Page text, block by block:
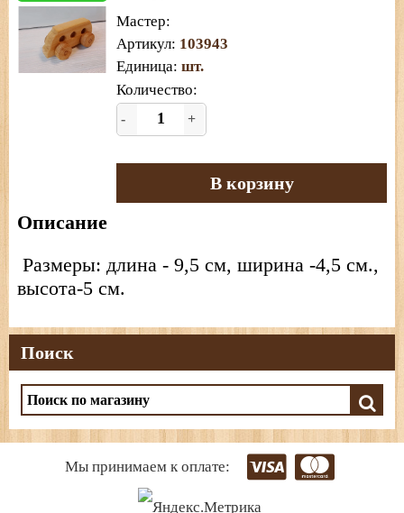
Мастер:
Артикул: 103943
Единица: шт.
Количество:
- +
В корзину
Описание
Размеры: длина - 9,5 см, ширина -4,5 см.,
высота-5 см.
Поиск
Мы принимаем к оплате: